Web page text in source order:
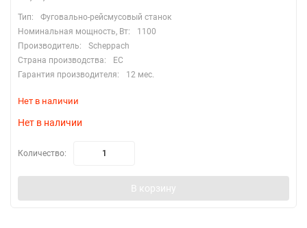
Тип:
Фуговально-рейсмусовый станок
Номинальная мощность, Вт:
1100
Производитель:
Scheppach
Страна производства:
EC
Гарантия производителя:
12 мес.
Нет в наличии
Нет в наличии
Количество:
В корзину